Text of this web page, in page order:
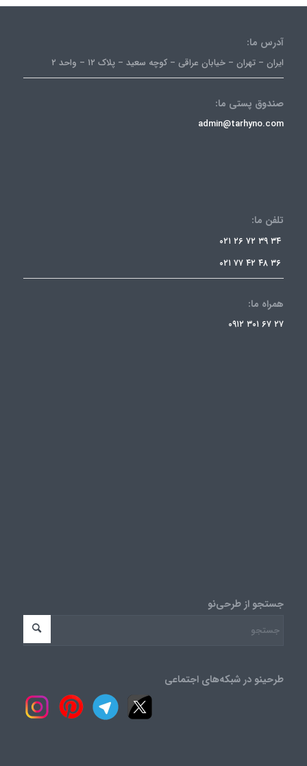
آدرس ما:
ایران – تهران – خیابان عراقی – کوچه سعید – پلاک ۱۲ – واحد ۲
صندوق پستی ما:
admin@tarhyno.com
تلفن ما:
همراه ما:
۲۷ ۶۷ ۳۰۱ ۰۹۱۲
جستجو از طرحی‌نو
طرحینو در شبکه‌های اجتماعی